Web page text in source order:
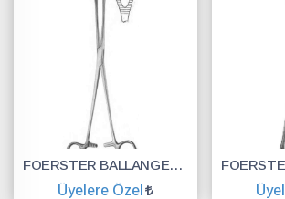
FOERSTER BALLANGER PANSUMAN PENSİ DÜZ 30CM
Üyelere Özel